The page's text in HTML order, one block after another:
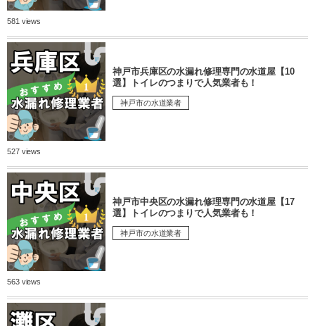
581 views
神戸市兵庫区の水漏れ修理専門の水道屋【10
選】トイレのつまりで人気業者も！
神戸市の水道業者
527 views
神戸市中央区の水漏れ修理専門の水道屋【17
選】トイレのつまりで人気業者も！
神戸市の水道業者
563 views